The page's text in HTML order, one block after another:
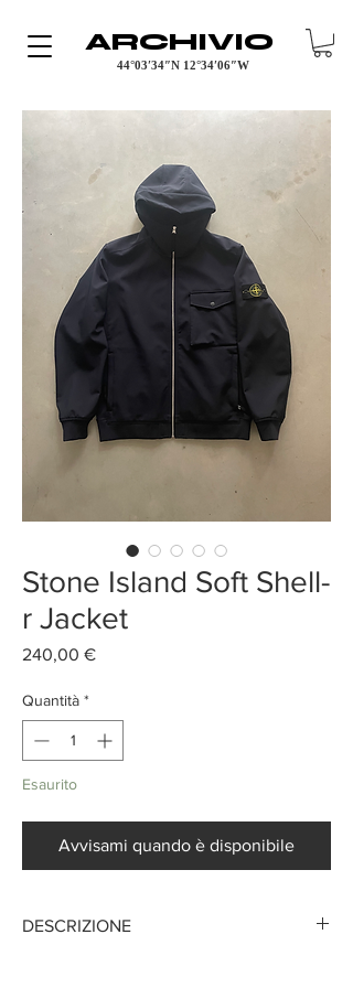
ARCHIVIO
44°03′34″N 12°34′06″W
Stone Island Soft Shell-
r Jacket
240,00 €Prezzo
Quantità *
Esaurito
Avvisami quando è disponibile
DESCRIZIONE